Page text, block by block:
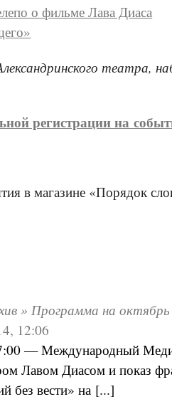
о фильме Лава Диаса
театра,
регистрации на
в магазине «Порядок
» Программа на
12:06
— Международный
Лавом Диасом и показ
без вести» на [...]